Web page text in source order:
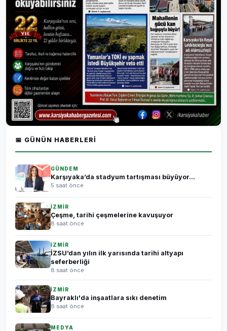
📅 GÜNÜN HABERLERI
GÜNDEM
Karşıyaka’da stadyum tartışması büyüyor...
5 saat önce
İZMİR
Çeşme, tarihi çeşmelerine kavuşuyor
8 saat önce
İZMİR
İZSU’dan yılın ilk yarısında tarihi altyapı
seferberliği
8 saat önce
İZMİR
Bayraklı'da inşaatlara sıkı denetim
8 saat önce
MEDYA